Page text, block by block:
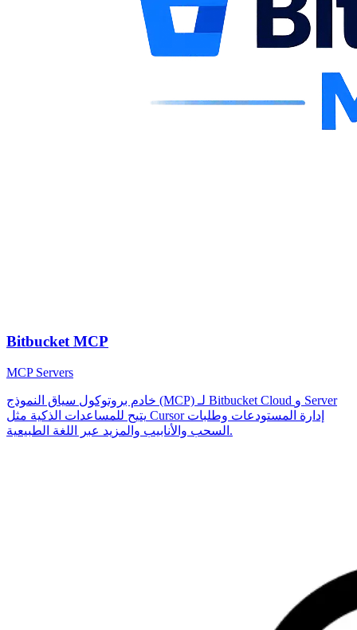
Bitbucket MCP
MCP Servers
خادم بروتوكول سياق النموذج (MCP) لـ Bitbucket Cloud و Server
يتيح للمساعدات الذكية مثل Cursor إدارة المستودعات وطلبات
السحب والأنابيب والمزيد عبر اللغة الطبيعية.